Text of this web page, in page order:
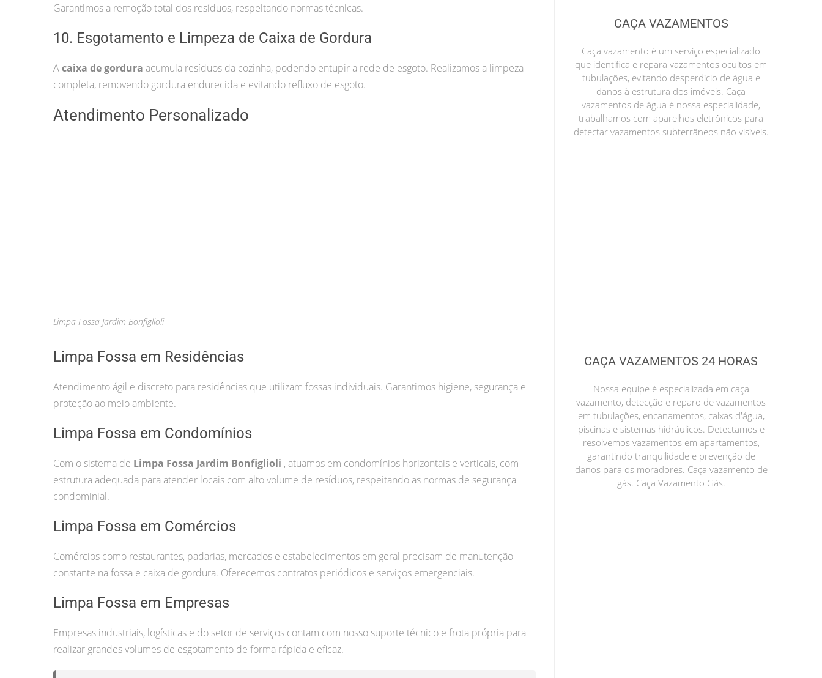
Garantimos a remoção total dos resíduos, respeitando normas técnicas.
10. Esgotamento e Limpeza de Caixa de Gordura
Acaixa de gordura acumula resíduos da cozinha, podendo entupir a rede de esgoto. Realizamos a limpeza
completa, removendo gordura endurecida e evitando refluxo de esgoto.
Atendimento Personalizado
Limpa Fossa Jardim Bonfiglioli
Limpa Fossa em Residências
Atendimento ágil e discreto para residências que utilizam fossas individuais. Garantimos higiene, segurança e
proteção ao meio ambiente.
Limpa Fossa em Condomínios
Com o sistema de Limpa Fossa Jardim Bonfiglioli , atuamos em condomínios horizontais e verticais, com
estrutura adequada para atender locais com alto volume de resíduos, respeitando as normas de segurança
condominial.
Limpa Fossa em Comércios
Comércios como restaurantes, padarias, mercados e estabelecimentos em geral precisam de manutenção
constante na fossa e caixa de gordura. Oferecemos contratos periódicos e serviços emergenciais.
Limpa Fossa em Empresas
Empresas industriais, logísticas e do setor de serviços contam com nosso suporte técnico e frota própria para
realizar grandes volumes de esgotamento de forma rápida e eficaz.
CAÇA VAZAMENTOS
Caça vazamento é um serviço especializado
que identifica e repara vazamentos ocultos em
tubulações, evitando desperdício de água e
danos à estrutura dos imóveis. Caça
vazamentos de água é nossa especialidade,
trabalhamos com aparelhos eletrônicos para
detectar vazamentos subterrâneos não visíveis.
CAÇA VAZAMENTOS 24 HORAS
Nossa equipe é especializada em caça
vazamento, detecção e reparo de vazamentos
em tubulações, encanamentos, caixas d'água,
piscinas e sistemas hidráulicos. Detectamos e
resolvemos vazamentos em apartamentos,
garantindo tranquilidade e prevenção de
danos para os moradores. Caça vazamento de
gás. Caça Vazamento Gás.